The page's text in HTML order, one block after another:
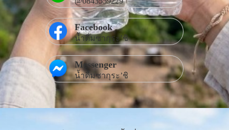
Facebook
น้ำดื่มซากุระ’ชิ
Messenger
น้ำดื่มซากุระ’ชิ